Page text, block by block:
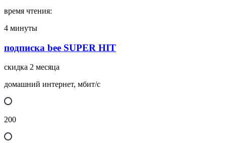
время чтения:
4 минуты
подписка bee SUPER HIT
скидка 2 месяца
домашний интернет, мбит/с
200